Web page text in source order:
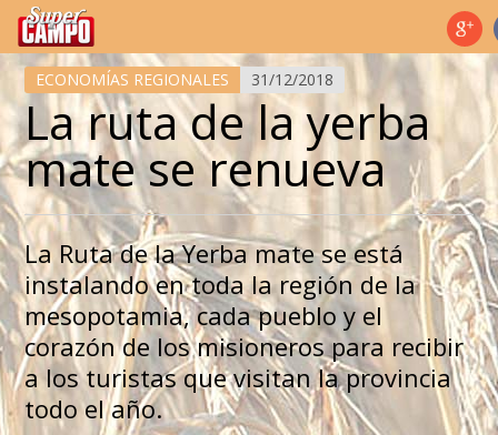
Temas de hoy
ECONOMÍAS REGIONALES 31/12/2018
La ruta de la yerba
mate se renueva
La Ruta de la Yerba mate se está
instalando en toda la región de la
mesopotamia, cada pueblo y el
corazón de los misioneros para recibir
a los turistas que visitan la provincia
todo el año.